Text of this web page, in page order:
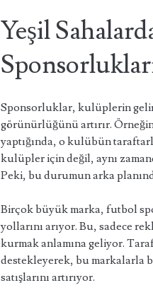
Yeşil
Sponsorluklar, kulüplerin
görünürlüğünü artırır.
yaptığında, o kulübün
kulüpler için değil, aynı
Peki, bu durumun arka
Birçok büyük marka, futbol
yollarını arıyor. Bu, sadece
kurmak anlamına geliyor.
destekleyerek, bu markalarla
satışlarını artırıyor.